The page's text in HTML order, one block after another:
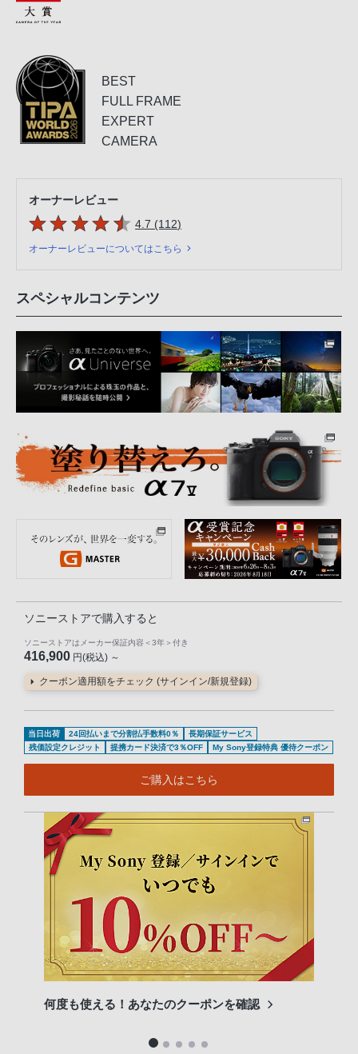
BEST
FULL FRAME
EXPERT
CAMERA
オーナーレビュー
5つの星のうち
4.7 (112件のレビュー
)
オーナーレビューについてはこちら
スペシャルコンテンツ
ソニーストアで購入すると
ソニーストアはメーカー保証内容 ＜3年＞ 付き
416,900 円(税込) ～
クーポン適用額をチェック (サインイン/新規登録)
当日出荷 24回払いまで分割払手数料0％
長期保証サービス
残価設定クレジット
提携カード決済で3％OFF My Sony登録特典 優待クーポン
ご購入はこちら
何度も使える！あなたのクーポンを確認